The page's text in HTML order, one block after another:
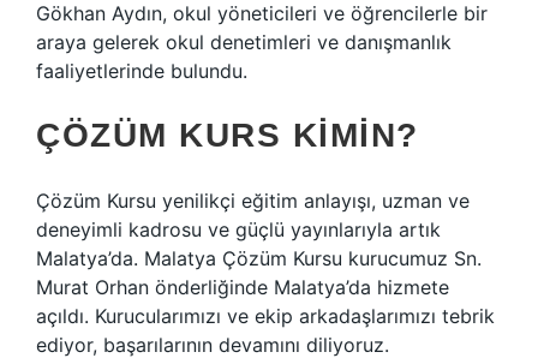
Gökhan Aydın, okul yöneticileri ve öğrencilerle bir
araya gelerek okul denetimleri ve danışmanlık
faaliyetlerinde bulundu.
ÇÖZÜM KURS KIMIN?
Çözüm Kursu yenilikçi eğitim anlayışı, uzman ve
deneyimli kadrosu ve güçlü yayınlarıyla artık
Malatya’da. Malatya Çözüm Kursu kurucumuz Sn.
Murat Orhan önderliğinde Malatya’da hizmete
açıldı. Kurucularımızı ve ekip arkadaşlarımızı tebrik
ediyor, başarılarının devamını diliyoruz.